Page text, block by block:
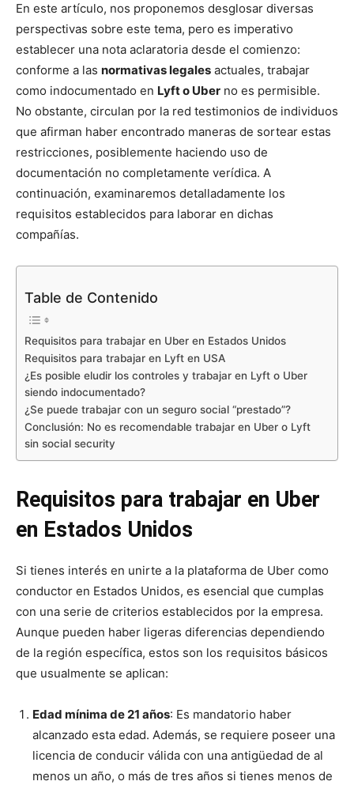
En este artículo, nos proponemos desglosar diversas
perspectivas sobre este tema, pero es imperativo
establecer una nota aclaratoria desde el comienzo:
conforme a las normativas legales actuales, trabajar
como indocumentado en Lyft o Uber no es permisible.
No obstante, circulan por la red testimonios de individuos
que afirman haber encontrado maneras de sortear estas
restricciones, posiblemente haciendo uso de
documentación no completamente verídica. A
continuación, examinaremos detalladamente los
requisitos establecidos para laborar en dichas
compañías.
Table de Contenido
Requisitos para trabajar en Uber en Estados Unidos
Requisitos para trabajar en Lyft en USA
¿Es posible eludir los controles y trabajar en Lyft o Uber
siendo indocumentado?
¿Se puede trabajar con un seguro social “prestado”?
Conclusión: No es recomendable trabajar en Uber o Lyft
sin social security
Requisitos para trabajar en Uber
en Estados Unidos
Si tienes interés en unirte a la plataforma de Uber como
conductor en Estados Unidos, es esencial que cumplas
con una serie de criterios establecidos por la empresa.
Aunque pueden haber ligeras diferencias dependiendo
de la región específica, estos son los requisitos básicos
que usualmente se aplican:
Edad mínima de 21 años: Es mandatorio haber
alcanzado esta edad. Además, se requiere poseer una
licencia de conducir válida con una antigüedad de al
menos un año, o más de tres años si tienes menos de